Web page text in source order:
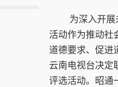
为深入开展未
活动作为推动社
道德要求、促进
云南电视台决定
评选活动。昭通